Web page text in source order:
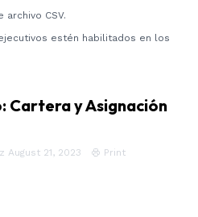
Cartera y Asignación
21, 2023 Print
archivo CSV.
estén habilitados en los